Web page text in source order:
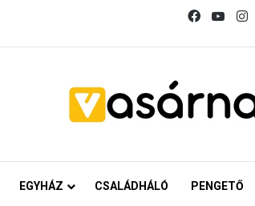
Facebook
EGYHÁZ CSALÁDHÁLÓ PENGETŐ